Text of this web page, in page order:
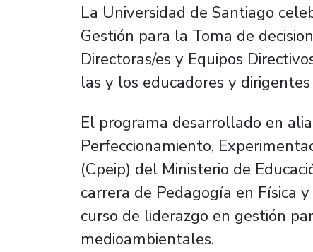
La Universidad de Santiago
Gestión para la Toma de
Directoras/es y Equipos
las y los educadores y
El programa desarrollado en
Perfeccionamiento,
(Cpeip) del Ministerio de
carrera de Pedagogía en Física
curso de liderazgo en gestión
medioambientales.